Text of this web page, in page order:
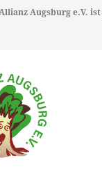
Augsburg e.V.